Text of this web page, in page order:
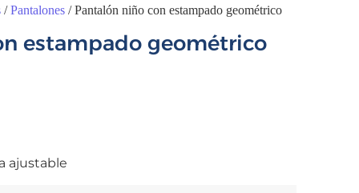
/Pantalones / Pantalón niño con estampado geométrico
estampado geométrico
ajustable